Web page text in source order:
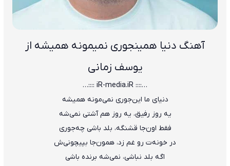
آهنگ دنیا همینجوری نمیمونه همیشه از
یوسف زمانی
…:::: iR-media.iR ::::…
دنیای ما این‌جوری نمی‌مونه همیشه
یه روز رفیق، یه روز هم آشتی نمی‌شه
فقط اون‌جا قشنگه، بلد باشی چه‌جوری
در خونه‌ت رو غم زد، همون‌جا بپیچونی‌ش
اگه بلد نباشی، نمی‌شه برنده باشی